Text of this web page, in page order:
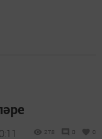
278 0 0